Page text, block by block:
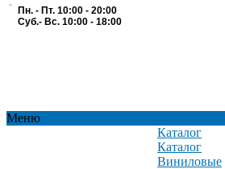
Пн. - Пт. 10:00 - 20:00
Суб.- Вс. 10:00 - 18:00
Меню
Каталог
Каталог
Виниловые